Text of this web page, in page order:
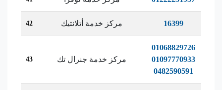
42 مركز خدمة أتلانتيك 16399
43 مركز خدمة جنرال تك
01068829726
01097770933
0482590591